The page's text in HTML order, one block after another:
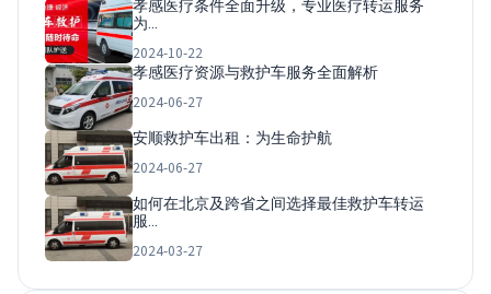
孝感医疗条件全面升级，专业医疗转运服务
为…
2024-10-22
孝感医疗资源与救护车服务全面解析
2024-06-27
安顺救护车出租：为生命护航
2024-06-27
如何在北京及跨省之间选择最佳救护车转运
服…
2024-03-27